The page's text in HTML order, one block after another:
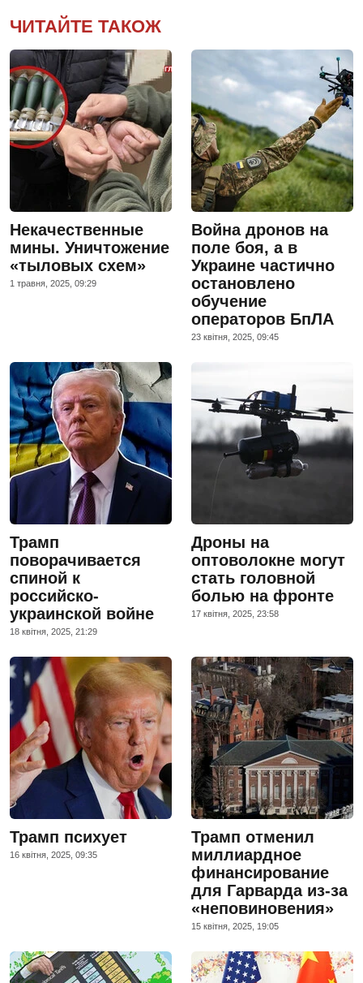
ЧИТАЙТЕ ТАКОЖ
Некачественные
мины. Уничтожение
«тыловых схем»
1 травня, 2025, 09:29
Война дронов на
поле боя, а в
Украине частично
остановлено
обучение
операторов БпЛА
23 квiтня, 2025, 09:45
Трамп
поворачивается
спиной к
российско-
украинской войне
18 квiтня, 2025, 21:29
Дроны на
оптоволокне могут
стать головной
болью на фронте
17 квiтня, 2025, 23:58
Трамп психует
16 квiтня, 2025, 09:35
Трамп отменил
миллиардное
финансирование
для Гарварда из-за
«неповиновения»
15 квiтня, 2025, 19:05